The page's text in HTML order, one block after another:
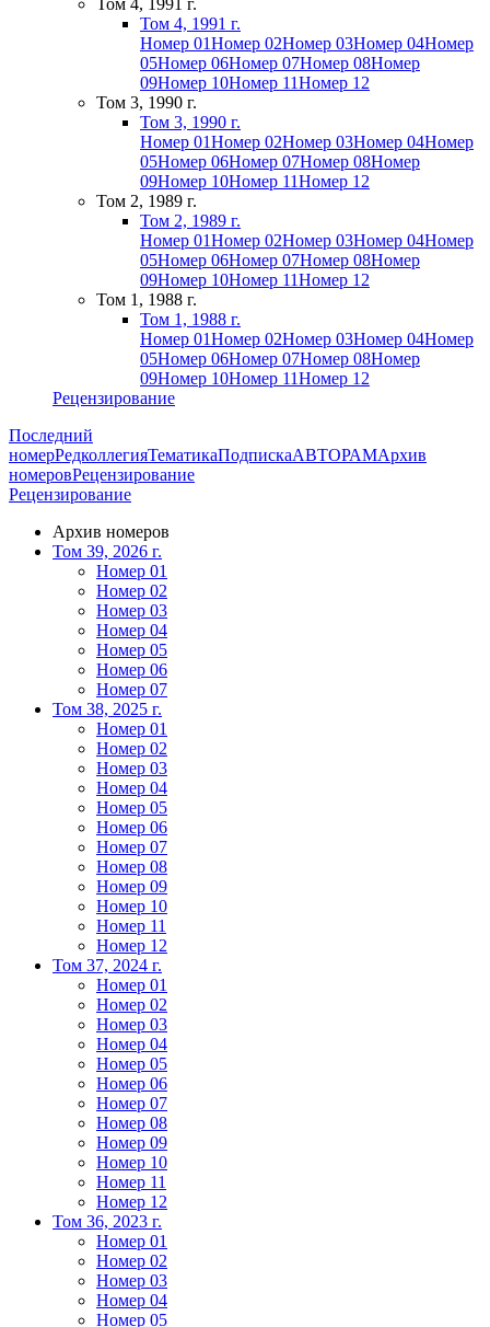
Том 4, 1991 г.
Том 4, 1991 г.
Номер 01Номер 02Номер 03Номер 04Номер
05Номер 06Номер 07Номер 08Номер
09Номер 10Номер 11Номер 12
Том 3, 1990 г.
Том 3, 1990 г.
Номер 01Номер 02Номер 03Номер 04Номер
05Номер 06Номер 07Номер 08Номер
09Номер 10Номер 11Номер 12
Том 2, 1989 г.
Том 2, 1989 г.
Номер 01Номер 02Номер 03Номер 04Номер
05Номер 06Номер 07Номер 08Номер
09Номер 10Номер 11Номер 12
Том 1, 1988 г.
Том 1, 1988 г.
Номер 01Номер 02Номер 03Номер 04Номер
05Номер 06Номер 07Номер 08Номер
09Номер 10Номер 11Номер 12
Рецензирование
Последний
номерРедколлегияТематикаПодпискаАВТОРАМАрхив
номеровРецензирование
Рецензирование
Архив номеров
Том 39, 2026 г.
Номер 01
Номер 02
Номер 03
Номер 04
Номер 05
Номер 06
Номер 07
Том 38, 2025 г.
Номер 01
Номер 02
Номер 03
Номер 04
Номер 05
Номер 06
Номер 07
Номер 08
Номер 09
Номер 10
Номер 11
Номер 12
Том 37, 2024 г.
Номер 01
Номер 02
Номер 03
Номер 04
Номер 05
Номер 06
Номер 07
Номер 08
Номер 09
Номер 10
Номер 11
Номер 12
Том 36, 2023 г.
Номер 01
Номер 02
Номер 03
Номер 04
Номер 05